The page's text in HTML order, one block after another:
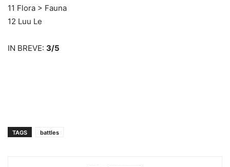
11 Flora > Fauna
12 Luu Le
IN BREVE: 3/5
TAGS battles